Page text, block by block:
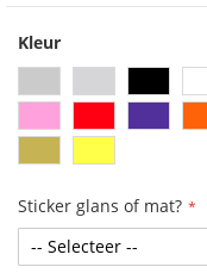
Kleur
Sticker glans of mat?